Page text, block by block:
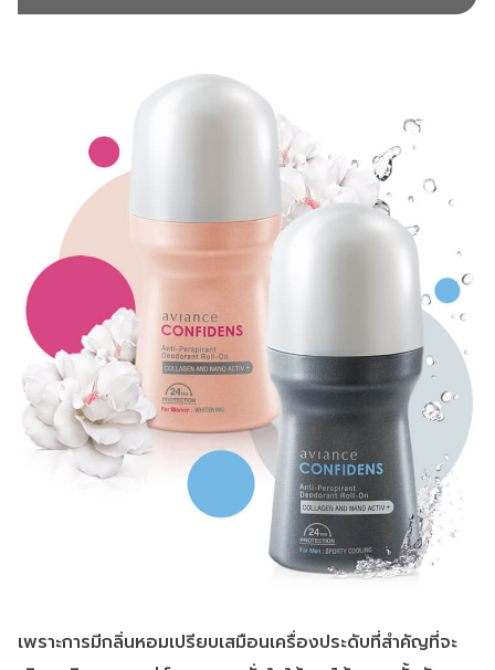
เพราะการมีกลิ่นหอมเปรียบเสมือนเครื่องประดับที่สำคัญที่จะ